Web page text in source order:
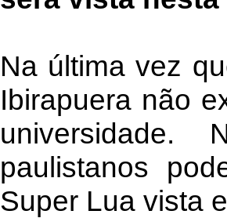
Na última vez
Ibirapuera não
paulistanos
Super Lua vista